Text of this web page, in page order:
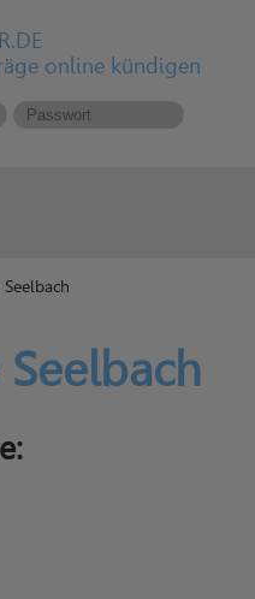
online kündigen